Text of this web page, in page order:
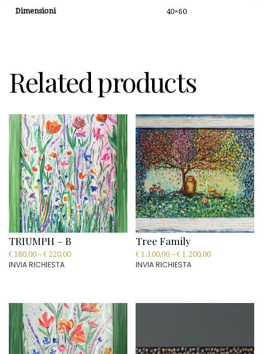
Dimensioni 40×60
Related products
TRIUMPH – B
€ 180,00 –€ 220,00
INVIA RICHIESTA
variants.
The
options
may
be
Tree Family
€ 1.100,00 –€ 1.200,00
INVIA RICHIESTA
be